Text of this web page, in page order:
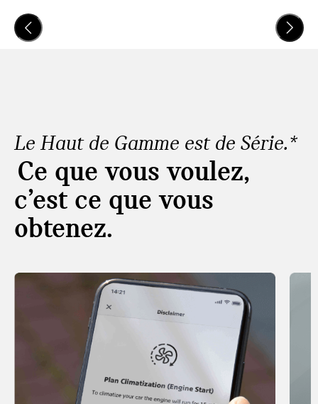
Le Haut de Gamme est de Série.*
Ce que vous voulez,
c’est ce que vous
obtenez.